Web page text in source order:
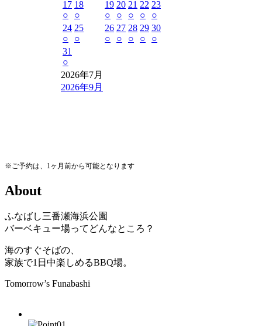
17
○
18
○
19
○
20
○
21
○
22
○
23
○
24
○
25
○
26
○
27
○
28
○
29
○
30
○
31
○
2026年7月
2026年9月
※ご予約は、1ヶ月前から可能となります
About
ふなばし三番瀬海浜公園
バーベキュー場ってどんなところ？
海のすぐそばの、
家族で1日中楽しめるBBQ場。
Tomorrow’s Funabashi